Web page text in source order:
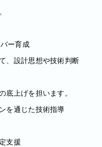
ー育成
、設計思想や技術判断
底上げを担います。
を通じた技術指導
支援